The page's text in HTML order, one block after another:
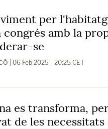
per
congrés amb la
se
| 06 Feb 2025 - 20:25 CET
es transforma,
de les